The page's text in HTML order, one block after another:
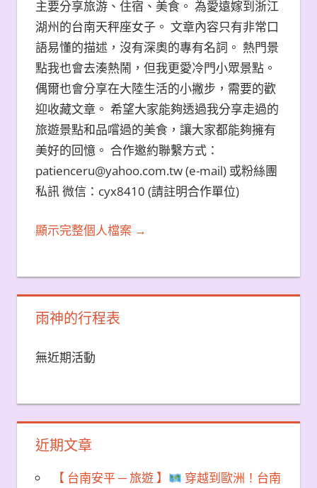
主要分享旅游、住宿、美食。 為愛遠嫁到浙江
湖州的台南天秤座女子。 文章內容只有非常口
語易懂的描述，沒有深奧的專有名詞。 熱門景
點我也會去湊熱鬧，但我更愛冷門小眾景點。
偶爾也會分享在大陸生活的小撇步，需要的歡
迎收藏文章。 希望大家能夠透過我分享走過的
旅遊景點和品嚐過的美食，讓大家都能夠擁有
美好的回憶。 合作邀約聯繫方式：
patienceru@yahoo.com.tw (e-mail) 或粉絲團
私訊 微信：cyx8410 (請註明合作單位)
顯示完整個人檔案 →
雨神的行程表
無近期活動
近期文章
【 台南安平 ─ 旅遊 】
穿越到歐洲！台南